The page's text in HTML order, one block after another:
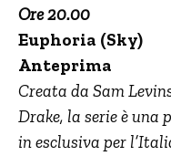
Ore 20.00
Euphoria (Sky)
Anteprima
Creata da Sam
Drake, la serie è una
in esclusiva per